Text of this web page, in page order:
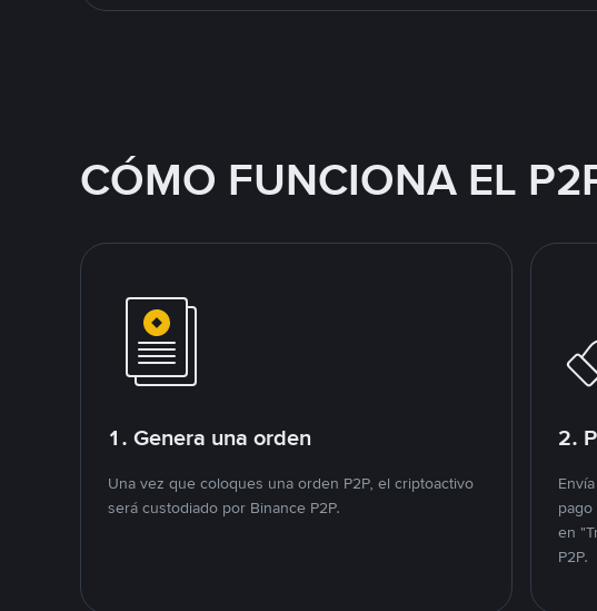
CÓMO FUNCIONA EL
1. Genera una orden
Una vez que coloques una orden P2P, el criptoactivo
será custodiado por Binance P2P.
2.
en
P2P.